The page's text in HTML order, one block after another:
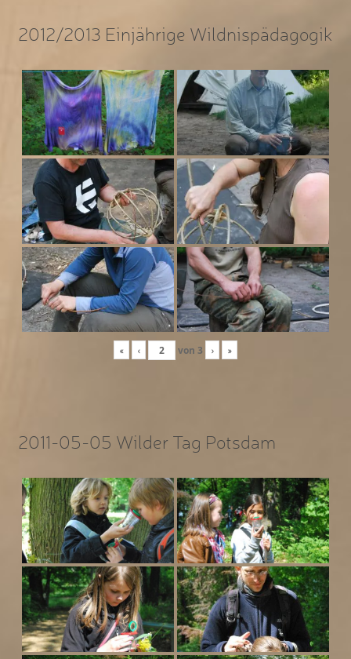
2012/2013 Einjährige Wildnispädagogik
« ‹ von 3 › »
2011-05-05 Wilder Tag Potsdam